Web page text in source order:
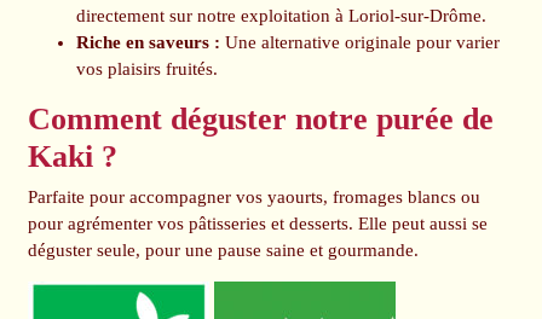
directement sur notre exploitation à Loriol-sur-Drôme.
Riche en saveurs : Une alternative originale pour varier
vos plaisirs fruités.
Comment déguster notre purée de
Kaki ?
Parfaite pour accompagner vos yaourts, fromages blancs ou
pour agrémenter vos pâtisseries et desserts. Elle peut aussi se
déguster seule, pour une pause saine et gourmande.